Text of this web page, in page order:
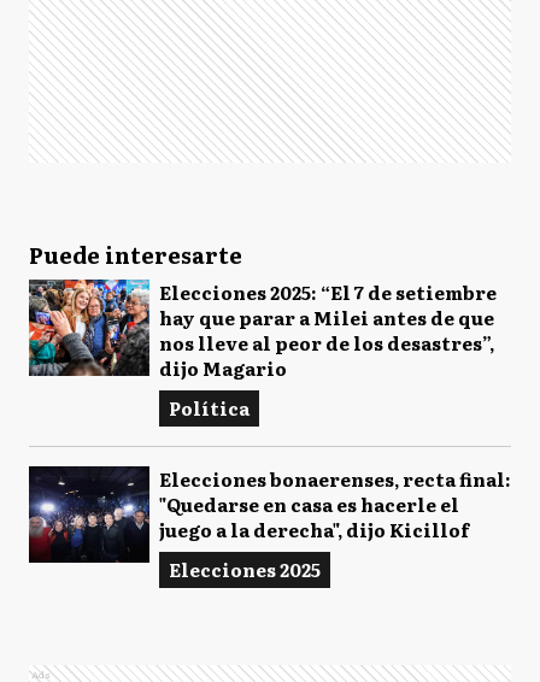
Puede interesarte
Elecciones 2025: “El 7 de setiembre
hay que parar a Milei antes de que
nos lleve al peor de los desastres”,
dijo Magario
Política
Elecciones bonaerenses, recta final:
"Quedarse en casa es hacerle el
juego a la derecha", dijo Kicillof
Elecciones 2025
Ads